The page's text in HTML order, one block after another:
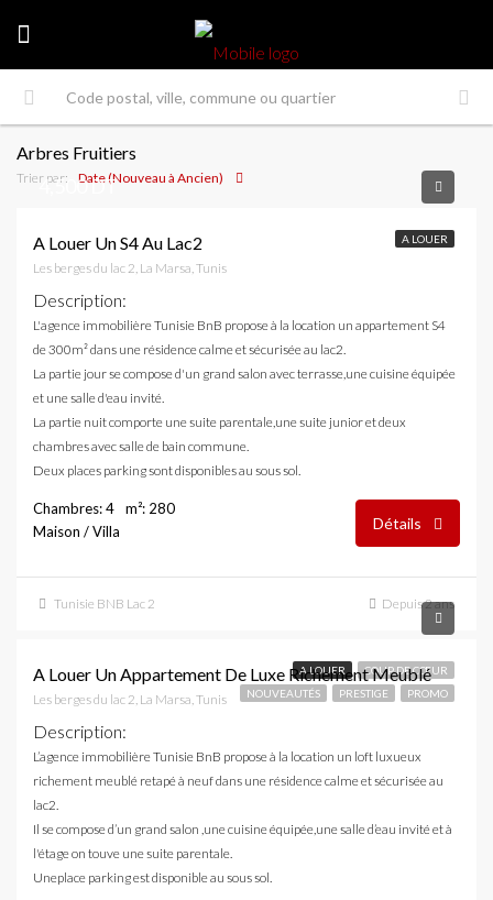
Arbres Fruitiers
Trier par: Date (Nouveau à Ancien)
A LOUER
4,500 DT
A Louer Un S4 Au Lac2
Les berges du lac 2, La Marsa, Tunis
Description:
L'agence immobilière Tunisie BnB propose à la location un appartement S4
de 300m² dans une résidence calme et sécurisée au lac2.
La partie jour se compose d'un grand salon avec terrasse,une cuisine équipée
et une salle d'eau invité.
La partie nuit comporte une suite parentale,une suite junior et deux
chambres avec salle de bain commune.
Deux places parking sont disponibles au sous sol.
Chambres: 4
m²: 280
Maison / Villa
Détails
Tunisie BNB Lac 2 Depuis 2 ans
A LOUER
COUP DE CŒUR
NOUVEAUTÉS
PRESTIGE PROMO
A Louer Un Appartement De Luxe Richement Meublé
Les berges du lac 2, La Marsa, Tunis
Description:
L’agence immobilière Tunisie BnB propose à la location un loft luxueux
richement meublé retapé à neuf dans une résidence calme et sécurisée au
lac2.
Il se compose d’un grand salon ,une cuisine équipée,une salle d’eau invité et à
l'étage on touve une suite parentale.
Uneplace parking est disponible au sous sol.